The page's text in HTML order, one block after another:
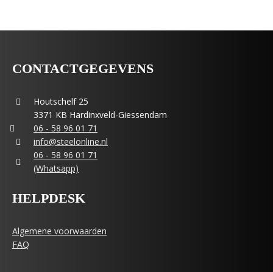
CONTACTGEGEVENS
Houtschelf 25
3371 KB Hardinxveld-Giessendam
06 - 58 96 01 71
info@steelonline.nl
06 - 58 96 01 71
(Whatsapp)
HELPDESK
Algemene voorwaarden
FAQ